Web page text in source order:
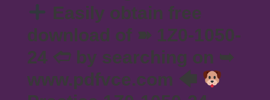
Easily obtain free
download of ➽ 1Z0-1050-
24 🢪 by searching on ➥
www.pdfvce.com 🡄